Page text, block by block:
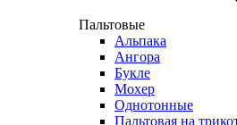
Пальтовые
Альпака
Ангора
Букле
Мохер
Однотонные
Пальтовая на